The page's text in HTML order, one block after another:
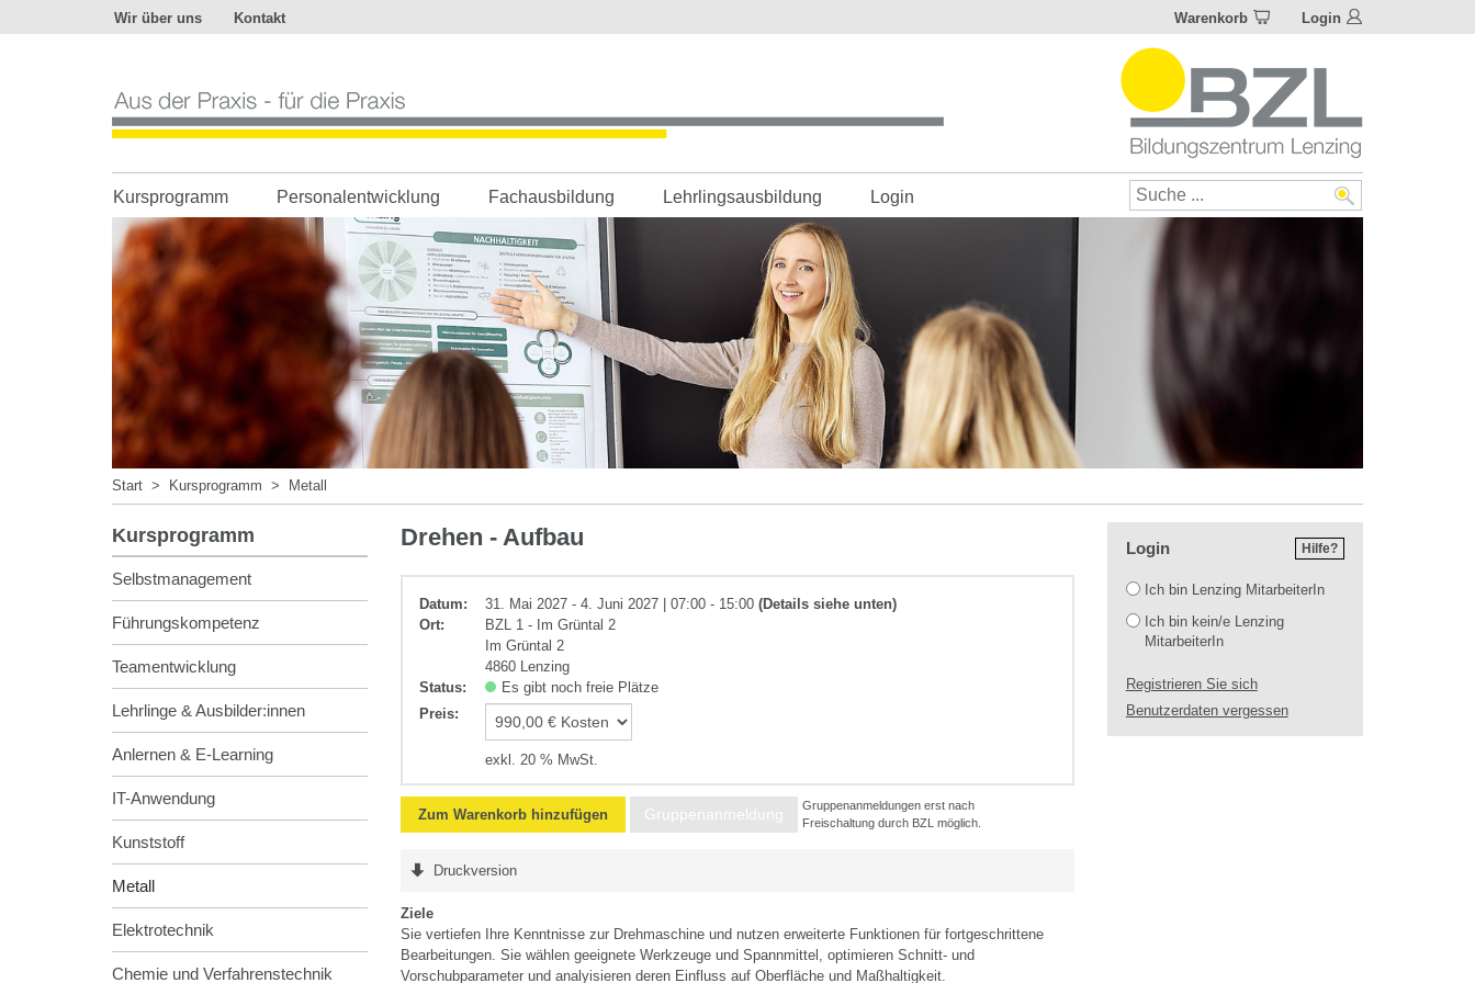
Wir über uns Kontakt Warenkorb Login
der
Praxis
-
die
Praxis
Kursprogramm Personalentwicklung Fachausbildung Lehrlingsausbildung Login
Start > Kursprogramm > Metall
Kursprogramm
Selbstmanagement
Führungskompetenz
Teamentwicklung
Lehrlinge & Ausbilder:innen
Anlernen & E-Learning
IT-Anwendung
Kunststoff
Metall
Elektrotechnik
Chemie und Verfahrenstechnik
Metall
Drehen - Aufbau
Datum: 31. Mai 2027 - 4. Juni 2027 | 07:00 - 15:00(Details siehe unten)
Ort:
BZL 1 - Im Grüntal 2
Im Grüntal 2
4860 Lenzing
Status:
Es gibt noch freie Plätze
Preis:
exkl. 20 % MwSt.
Zum Warenkorb hinzufügen Gruppenanmeldung
Gruppenanmeldungen erst nach
Freischaltung durch BZL möglich.
Druckversion
Ziele
Sie vertiefen Ihre Kenntnisse zur Drehmaschine und nutzen erweiterte Funktionen für fortgeschrittene
Bearbeitungen. Sie wählen geeignete Werkzeuge und Spannmittel, optimieren Schnitt- und
Vorschubparameter und analyisieren deren Einfluss auf Oberfläche und Maßhaltigkeit.
Hilfe?
Login
Ich bin Lenzing MitarbeiterIn
Ich bin kein/e Lenzing
MitarbeiterIn
Registrieren Sie sich
Benutzerdaten vergessen